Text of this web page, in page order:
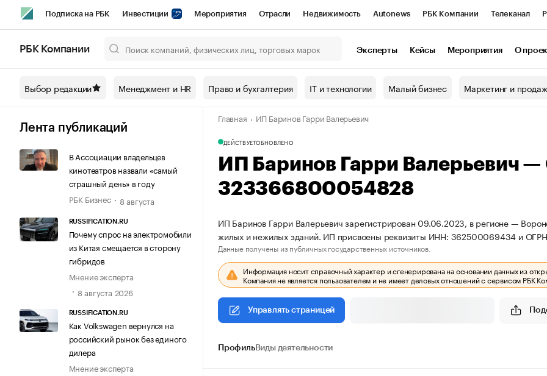
Подписка на РБК Инвестиции Мероприятия Отрасли Недвижимость Autonews РБК Компании Телеканал
Спецпроекты СПб Конференции СПб Спецпроекты Проверка контрагентов
Технологии и медиа Рынок наличной валюты
РБК Компании Эксперты Кейсы Мероприятия О
Выбор редакции Менеджмент и HR Право и бухгалтерия IT и технологии Малый бизнес Маркетинг и
Лента публикаций
В Ассоциации владельцев
кинотеатров назвали «самый
страшный день» в году
РБК Бизнес
8 августа
RUSSIFICATION.RU
Почему спрос на электромобили
из Китая смещается в сторону
гибридов
Мнение эксперта
8 августа 2026
RUSSIFICATION.RU
Как Volkswagen вернулся на
российский рынок без единого
дилера
Мнение эксперта
Главная ИП Баринов Гарри Валерьевич
ДЕЙСТВУЕТОБНОВЛЕНО
ИП Баринов Гарри Валерьевич
323366800054828
ИП Баринов Гарри Валерьевич зарегистрирован 09.06.2023, в регионе —
жилых и нежилых зданий. ИП присвоены реквизиты ИНН: 362500069434 и
Данные получены из публичных государственных источников.
Информация носит справочный характер и сгенерирована на основании данных из
Компания не является пользователем и не имеет деловых отношений с сервисом РБК
Управлять страницей
ПрофильВиды деятельности